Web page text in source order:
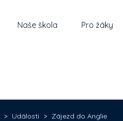
Naše škola Pro žáky
> Události > Zájezd do Anglie